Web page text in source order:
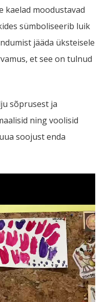
kaelad moodustavad
sümboliseerib luik
jääda üksteisele
et see on tulnud
sõprusest ja
ning voolisid
soojust enda